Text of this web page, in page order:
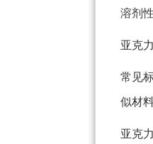
溶剂
亚克
常见
似材
亚克